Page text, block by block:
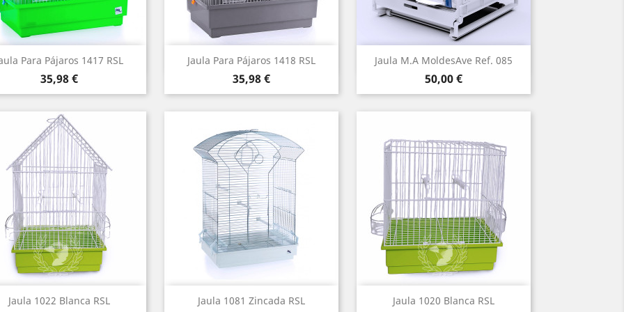
Para Pájaros 1417 RSL
Precio
35,98 €
Vista rápida Jaula Para Pájaros 1418 RSL
Precio
35,98 €
Vista rápida Jaula M.A MoldesAve Ref. 085
Precio
50,00 €
 Vista rápida
Jaula 1022 Blanca RSL
 Vista rápida Jaula 1081 Zincada RSL
Vista rápida Jaula 1020 Blanca RSL
 Vista rápida